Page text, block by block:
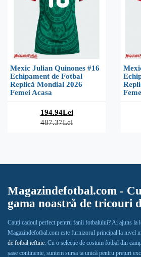
Mexic Julian Quinones #16
Echipament de Fotbal
Replică Mondial 2026
Femei Acasa
194.94Lei
487.37Lei
Magazindefotbal.com -
gama noastră de tricouri
Cauți cadoul perfect pentru fanii fotbalului? Ai ajuns la
Magazindefotbal.com este furnizorul principal la nivel
de fotbal ieftine. Cu o selecție de costum fotbal din
șase continente, suntem sursa ta unică pentru prețuri